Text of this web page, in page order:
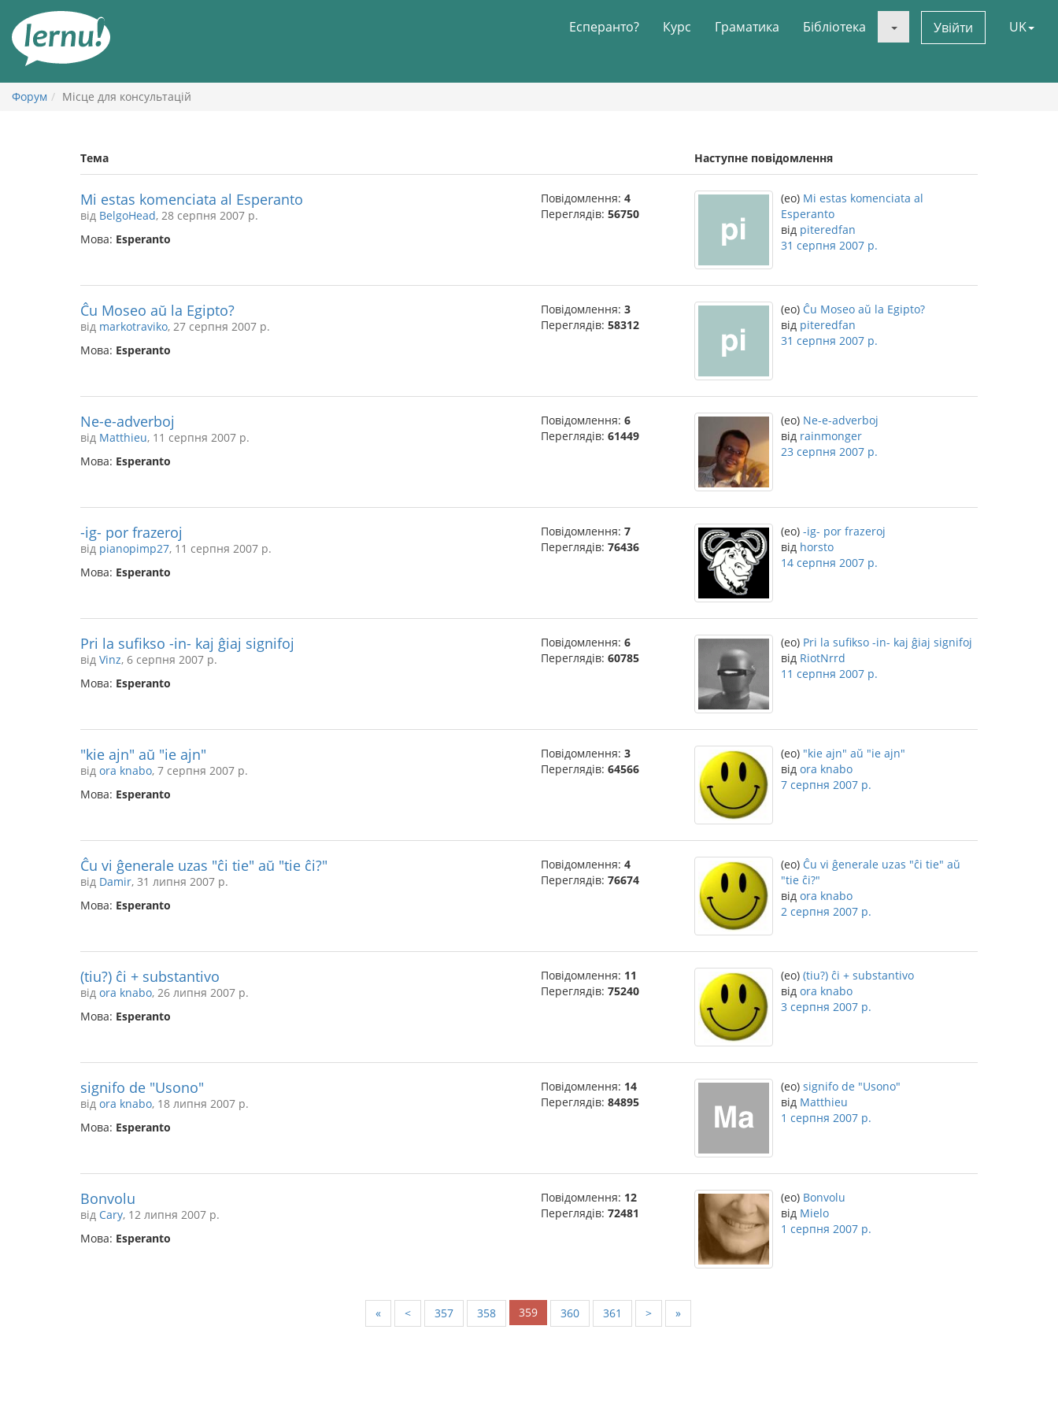
змісту
Есперанто? Курс Граматика Бібліотека Увійти UK
Форум Місце для консультацій
Тема Наступне повідомлення
Mi estas komenciata al Esperanto
від BelgoHead, 28 серпня 2007 р.
Мова: Esperanto
Повідомлення: 4
Переглядів: 56750
(eo) Mi estas komenciata al
Esperanto
від piteredfan
31 серпня 2007 р.
Ĉu Moseo aŭ la Egipto?
від markotraviko, 27 серпня 2007 р.
Мова: Esperanto
Повідомлення: 3
Переглядів: 58312
(eo) Ĉu Moseo aŭ la Egipto?
від piteredfan
31 серпня 2007 р.
Ne-e-adverboj
від Matthieu, 11 серпня 2007 р.
Мова: Esperanto
Повідомлення: 6
Переглядів: 61449
(eo) Ne-e-adverboj
від rainmonger
23 серпня 2007 р.
-ig- por frazeroj
від pianopimp27, 11 серпня 2007 р.
Мова: Esperanto
Повідомлення: 7
Переглядів: 76436
(eo) -ig- por frazeroj
від horsto
14 серпня 2007 р.
Pri la sufikso -in- kaj ĝiaj signifoj
від Vinz, 6 серпня 2007 р.
Мова: Esperanto
Повідомлення: 6
Переглядів: 60785
(eo) Pri la sufikso -in- kaj ĝiaj signifoj
від RiotNrrd
11 серпня 2007 р.
"kie ajn" aŭ "ie ajn"
від ora knabo, 7 серпня 2007 р.
Мова: Esperanto
Повідомлення: 3
Переглядів: 64566
(eo) "kie ajn" aŭ "ie ajn"
від ora knabo
7 серпня 2007 р.
Ĉu vi ĝenerale uzas "ĉi tie" aŭ "tie ĉi?"
від Damir, 31 липня 2007 р.
Мова: Esperanto
Повідомлення: 4
Переглядів: 76674
(eo) Ĉu vi ĝenerale uzas "ĉi tie" aŭ
"tie ĉi?"
від ora knabo
2 серпня 2007 р.
(tiu?) ĉi + substantivo
від ora knabo, 26 липня 2007 р.
Мова: Esperanto
Повідомлення: 11
Переглядів: 75240
(eo) (tiu?) ĉi + substantivo
від ora knabo
3 серпня 2007 р.
signifo de "Usono"
від ora knabo, 18 липня 2007 р.
Мова: Esperanto
Повідомлення: 14
Переглядів: 84895
(eo) signifo de "Usono"
від Matthieu
1 серпня 2007 р.
Bonvolu
від Cary, 12 липня 2007 р.
Мова: Esperanto
Повідомлення: 12
Переглядів: 72481
(eo) Bonvolu
від Mielo
1 серпня 2007 р.
« < 357 358 359 360 361 > »